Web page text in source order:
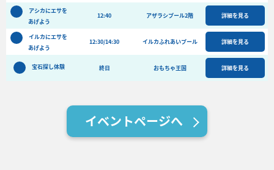
アシカにエサを
あげよう
12:40 アザラシプール2階 詳細を見る
イルカにエサを
あげよう
12:30/14:30 イルカふれあいプール 詳細を見る
宝石探し体験 終日 おもちゃ王国 詳細を見る
イベントページへ